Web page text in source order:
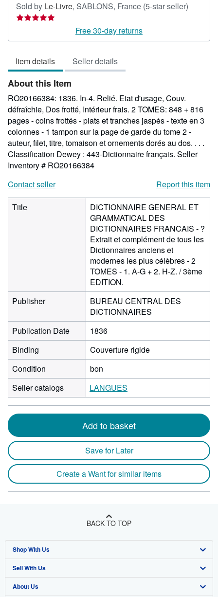
Sold by Le-Livre, SABLONS, France (5-star seller)
out
Free 30-day returns
Item details Seller details
About this Item
RO20166384: 1836. In-4. Relié. Etat d'usage, Couv.
défraîchie, Dos frotté, Intérieur frais. 2 TOMES: 848 + 816
pages - coins frottés - plats et tranches jaspés - texte en 3
colonnes - 1 tampon sur la page de garde du tome 2 -
auteur, filet, titre, tomaison et ornements dorés au dos. . . .
Classification Dewey : 443-Dictionnaire français. Seller
Inventory # RO20166384
Contact seller
Report this item
Title
DICTIONNAIRE GENERAL ET
GRAMMATICAL DES
DICTIONNAIRES FRANCAIS - ?
Extrait et complément de tous les
Dictionnaires anciens et
modernes les plus célèbres - 2
TOMES - 1. A-G + 2. H-Z. / 3ème
EDITION.
Publisher
BUREAU CENTRAL DES
DICTIONNAIRES
Publication Date
1836
Binding
Couverture rigide
Condition
bon
Seller catalogs
LANGUES
Add to basket
Save for Later
Create a Want for similar items
BACK TO TOP
Shop With Us
Advanced Search
Browse Collections
Sell With Us
Start Selling
About Us